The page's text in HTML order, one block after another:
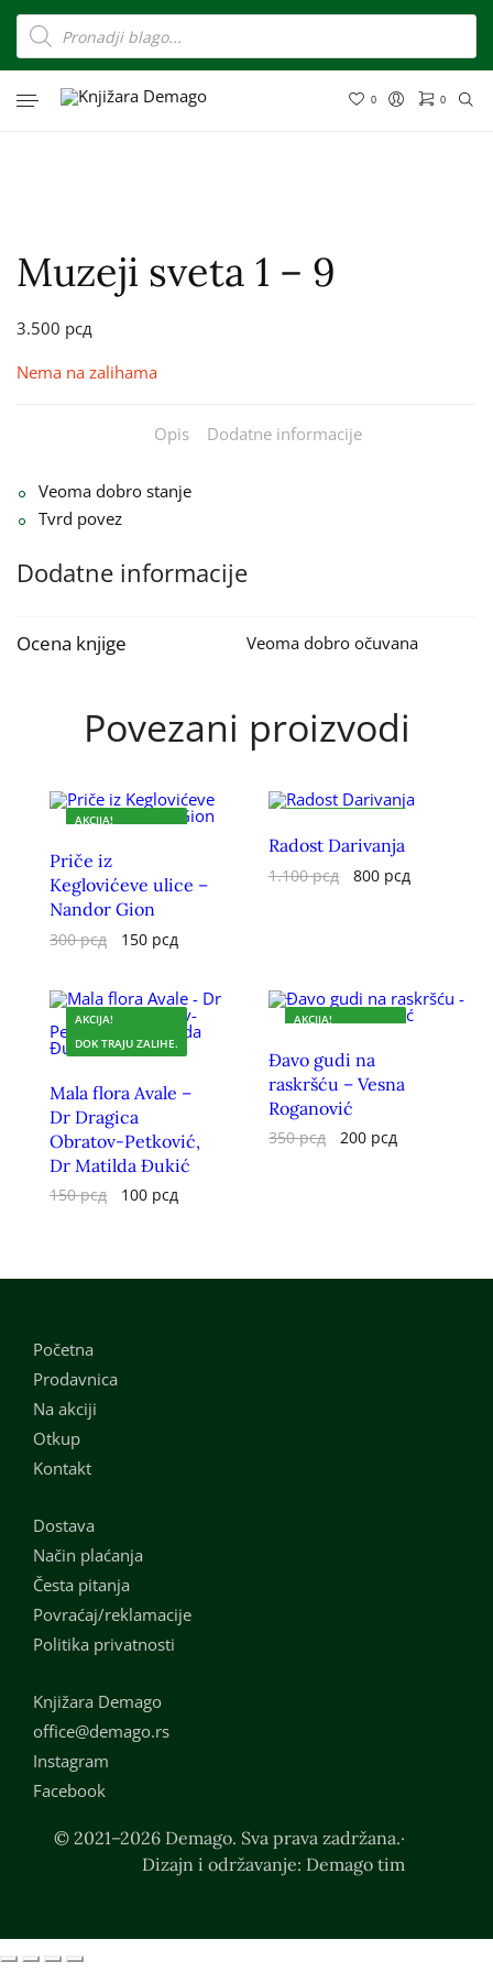
0 0
Muzeji sveta 1 – 9
3.500 рсд
Nema na zalihama
Opis Dodatne informacije
Veoma dobro stanje
Tvrd povez
Dodatne informacije
Ocena knjige Veoma dobro očuvana
Povezani proizvodi
AKCIJA!
Priče iz
Keglovićeve ulice –
Nandor Gion
300рсд 150 рсд
DOK TRAJU ZALIHE.
Radost Darivanja
1.100рсд 800 рсд
AKCIJA!
DOK TRAJU ZALIHE.
Mala flora Avale –
Dr Dragica
Obratov-Petković,
Dr Matilda Đukić
150рсд 100 рсд
AKCIJA!
Đavo gudi na
raskršću – Vesna
Roganović
350рсд 200 рсд
Početna
Prodavnica
Na akciji
Otkup
Kontakt
Dostava
Način plaćanja
Česta pitanja
Povraćaj/reklamacije
Politika privatnosti
Knjižara Demago
office@demago.rs
Instagram
Facebook
© 2021–2026 Demago. Sva prava zadržana.·
Dizajn i održavanje: Demago tim